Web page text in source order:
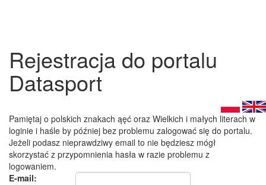
Rejestracja do portalu
Datasport
Pamiętaj o polskich znakach ąęć oraz Wielkich i małych literach w
loginie i haśle by później bez problemu zalogować się do portalu.
Jeżeli podasz nieprawdziwy email to nie będziesz mógł
skorzystać z przypomnienia hasła w razie problemu z
logowaniem.
E-mail: